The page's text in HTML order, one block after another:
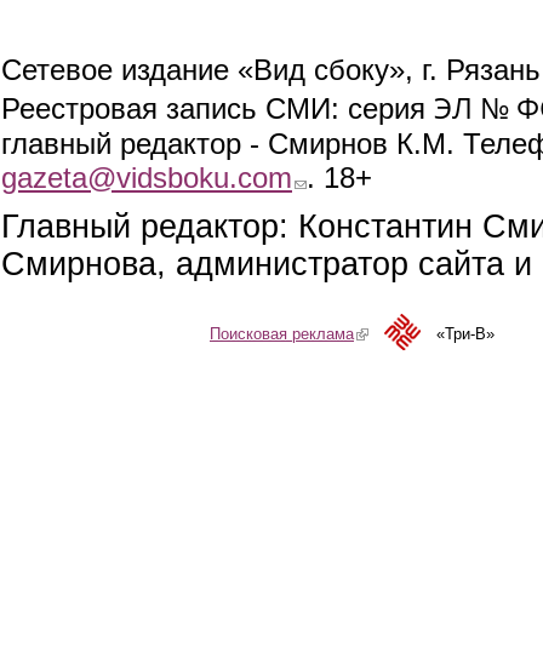
Сетевое издание «Вид сбоку», г.
Реестровая запись СМИ: серия ЭЛ №
главный редактор - Смирнов К.М.
gazeta@vidsboku.com (link sends e-mail)
. 18+
Главный редактор: Константин
Смирнова, администратор сайта
Поисковая реклама(link is external)«Три-В»